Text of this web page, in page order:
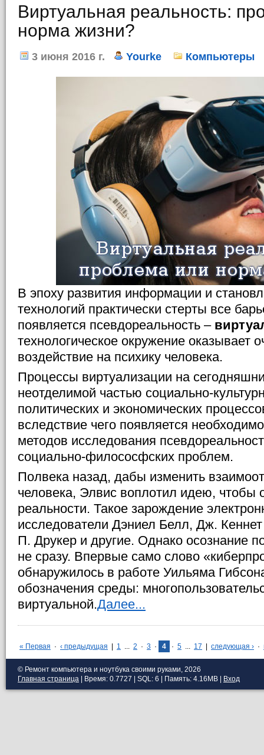
Виртуальная реальность:
норма жизни?
3 июня 2016 г. Yourke Компьютеры
В эпоху развития информации и
технологий практически стерты все
появляется псевдореальность –
технологическое окружение оказывает
воздействие на психику человека.
Процессы виртуализации на
неотделимой частью социально-
политических и экономических
вследствие чего появляется
методов исследования
социально-филососфских проблем.
Полвека назад, дабы изменить
человека, Элвис воплотил идею, чтобы
реальности. Такое зарождение
исследователи Дэниел Белл, Дж.
П. Друкер и другие. Однако осознание
не сразу. Впервые само слово
обнаружилось в работе Уильяма
обозначения среды:
виртуальной.Далее...
« Первая · ‹ предыдущая 1 ... 2 · 3 · 4 · 5 ... 17 следующая › ·
© Ремонт компьютера и ноутбука своими руками, 2026
Главная страница | Время: 0.7727 | SQL: 6 | Память: 4.16MB Вход